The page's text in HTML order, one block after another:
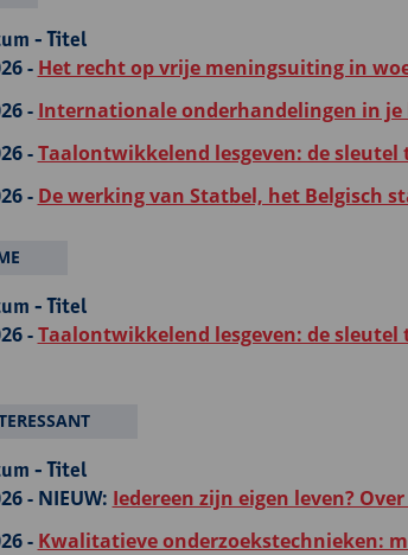
- Titel
- Het recht op vrije meningsuiting in
- Internationale onderhandelingen in je
-Taalontwikkelend lesgeven: de sleutel
- De werking van Statbel, het Belgisch
- Titel
-Taalontwikkelend lesgeven: de sleutel
- Titel
- NIEUW: Iedereen zijn eigen leven?
- Kwalitatieve onderzoekstechnieken: